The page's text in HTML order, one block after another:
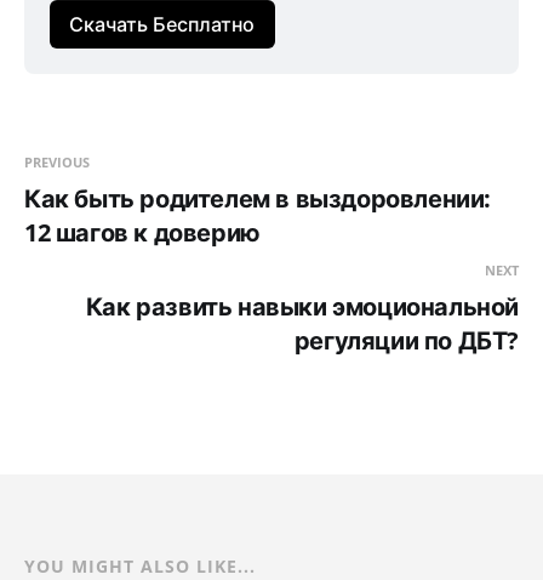
Скачать Бесплатно
PREVIOUS
Как быть родителем в выздоровлении:
12 шагов к доверию
NEXT
Как развить навыки эмоциональной
регуляции по ДБТ?
YOU MIGHT ALSO LIKE...